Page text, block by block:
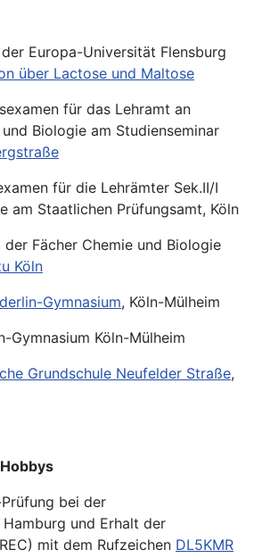
Europa-Universität Flensburg
über Lactose und Maltose
für das Lehramt an
Biologie am Studienseminar
für die Lehrämter Sek.II/I
am Staatlichen Prüfungsamt, Köln
der Fächer Chemie und Biologie
Köln
Gymnasium, Köln-Mülheim
Gymnasium Köln-Mülheim
Grundschule Neufelder Straße,
bei der
und Erhalt der
mit dem Rufzeichen DL5KMR